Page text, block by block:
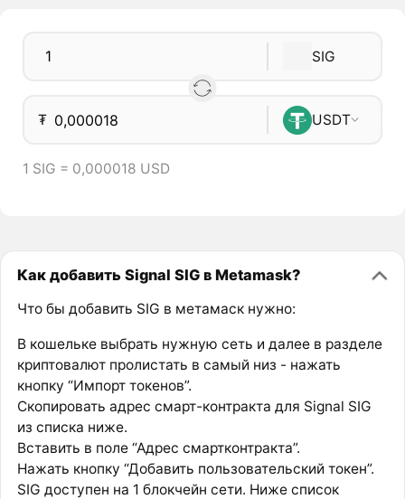
SIG
₮ USDT
1 SIG = 0,000018 USD
Как добавить Signal SIG в Metamask?
Что бы добавить SIG в метамаск нужно:
В кошельке выбрать нужную сеть и далее в разделе
криптовалют пролистать в самый низ - нажать
кнопку “Импорт токенов”.
Скопировать адрес смарт-контракта для Signal SIG
из списка ниже.
Вставить в поле “Адрес смартконтракта”.
Нажать кнопку “Добавить пользовательский токен”.
SIG доступен на 1 блокчейн сети. Ниже список